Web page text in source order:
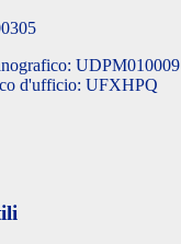
UDPM010009
d'ufficio: UFXHPQ